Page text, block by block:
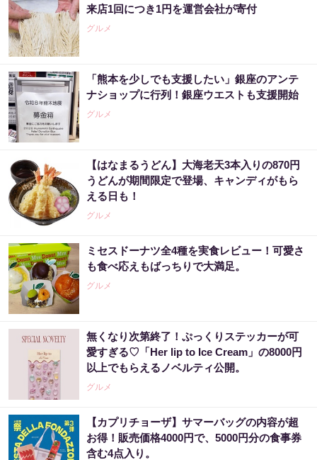
来店1回につき1円を運営会社が寄付
グルメ
「熊本を少しでも支援したい」銀座のアンテ
ナショップに行列！銀座ウエストも支援開始
グルメ
【はなまるうどん】大海老天3本入りの870円
うどんが期間限定で登場、キャンディがもら
える日も！
グルメ
ミセスドーナツ全4種を実食レビュー！可愛さ
も食べ応えもばっちりで大満足。
グルメ
無くなり次第終了！ぷっくりステッカーが可
愛すぎる♡「Her lip to Ice Cream」の8000円
以上でもらえるノベルティ公開。
グルメ
【カプリチョーザ】サマーバッグの内容が超
お得！販売価格4000円で、5000円分の食事券
含む4点入り。